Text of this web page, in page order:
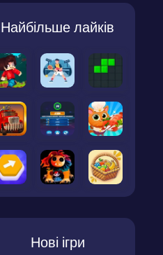
Найбільше лайків
Нові ігри